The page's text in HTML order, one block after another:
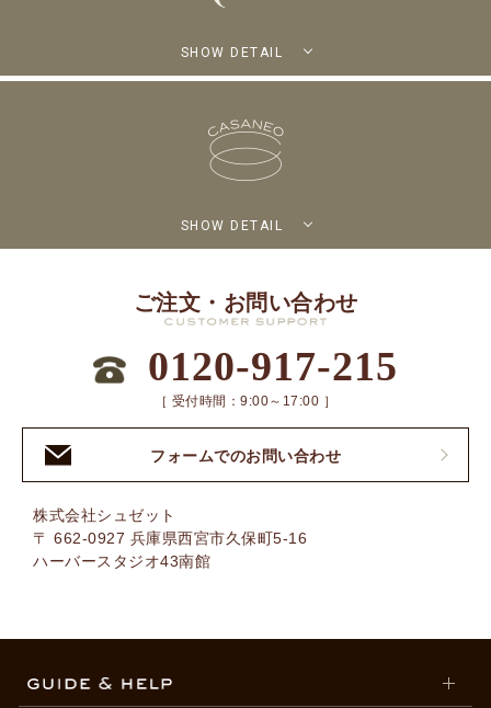
SHOW DETAIL
SHOW DETAIL
ご注文・お問い合わせ
0120-917-215
［ 受付時間：9:00～17:00 ］
フォームでのお問い合わせ
株式会社シュゼット
〒 662-0927 兵庫県西宮市久保町5-16
ハーバースタジオ43南館